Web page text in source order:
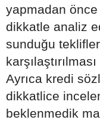
yapmadan
dikkatle analiz
sunduğu
Ayrıca kredi
dikkatlice
beklenmedik